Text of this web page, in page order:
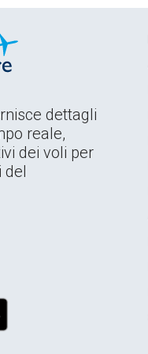
dettagli
reale,
dei voli per
del